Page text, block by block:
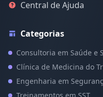
Central de Ajuda
Categorias
Consultoria em Saúde e
Clínica de Medicina do
Engenharia em
Treinamentos em SST